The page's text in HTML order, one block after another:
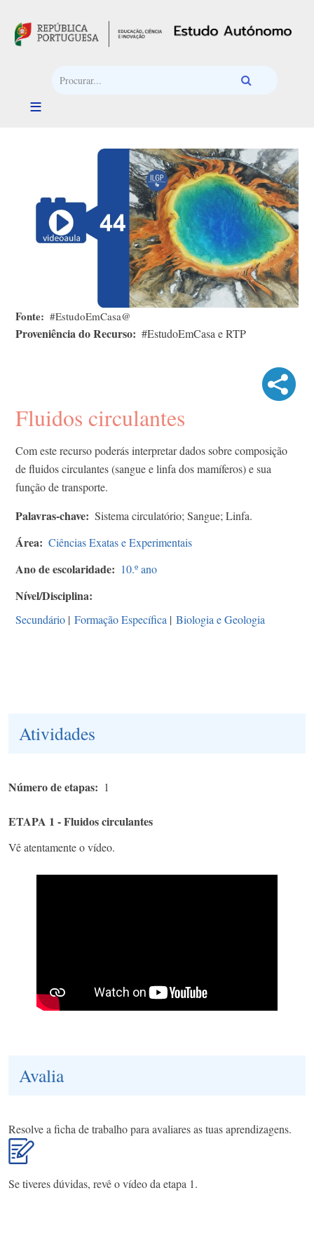
Fonte #EstudoEmCasa@
Proveniência do Recurso #EstudoEmCasa e RTP
Fluidos circulantes
Com este recurso poderás interpretar dados sobre composição
de fluidos circulantes (sangue e linfa dos mamíferos) e sua
função de transporte.
Palavras-chave Sistema circulatório; Sangue; Linfa.
Área Ciências Exatas e Experimentais
Ano de escolaridade 10.º ano
Nível/Disciplina
Secundário | Formação Específica | Biologia e Geologia
Atividades
Número de etapas 1
ETAPA 1 - Fluidos circulantes
Vê atentamente o vídeo.
Avalia
Resolve a ficha de trabalho para avaliares as tuas aprendizagens.
Se tiveres dúvidas, revê o vídeo da etapa 1.